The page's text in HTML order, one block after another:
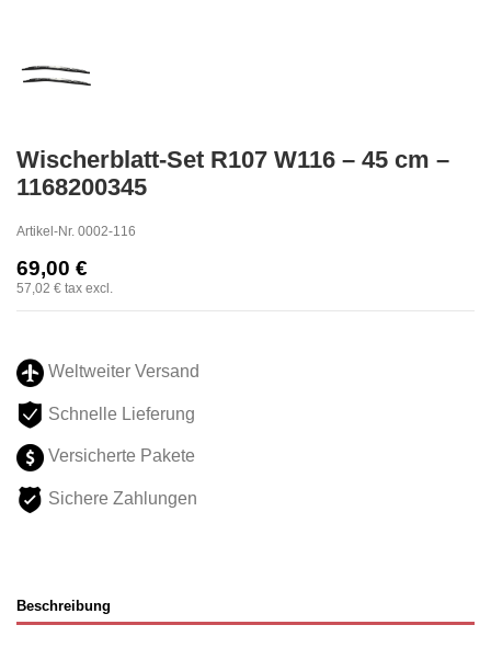
Wischerblatt-Set R107 W116 – 45 cm –
1168200345
Artikel-Nr. 0002-116
69,00 €
57,02 € tax excl.
Weltweiter Versand
Schnelle Lieferung
Versicherte Pakete
Sichere Zahlungen
Beschreibung